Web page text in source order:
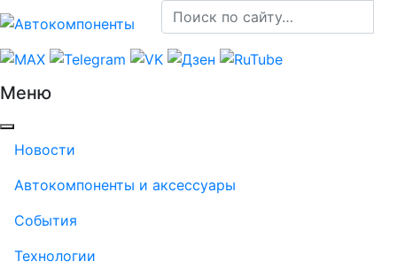
Меню
Новости
Автокомпоненты и аксессуары
События
Технологии